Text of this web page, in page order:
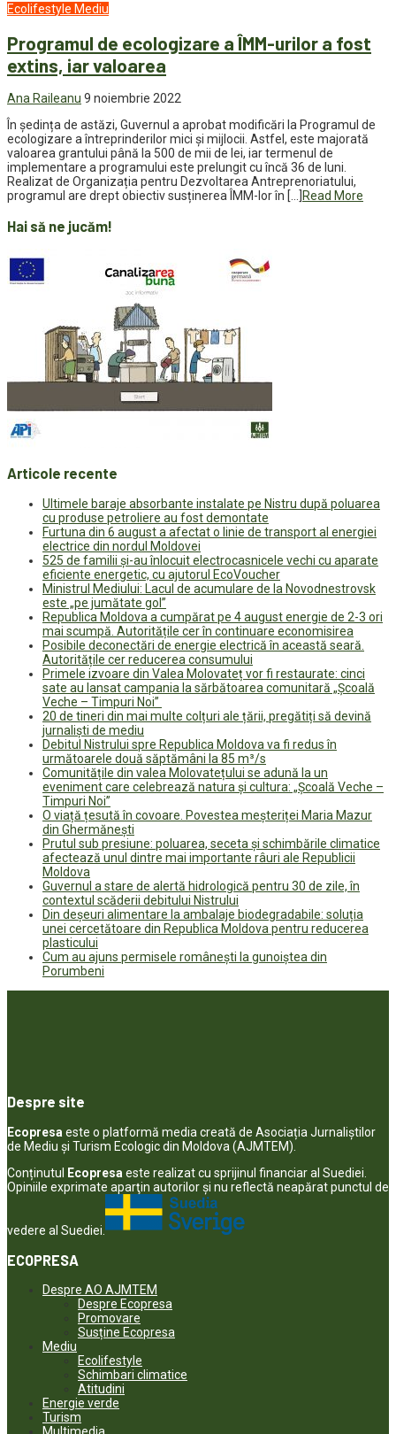
Ecolifestyle Mediu
Programul de ecologizare a ÎMM-urilor a fost
extins, iar valoarea
Ana Raileanu 9 noiembrie 2022
În ședința de astăzi, Guvernul a aprobat modificări la Programul de
ecologizare a întreprinderilor mici și mijlocii. Astfel, este majorată
valoarea grantului până la 500 de mii de lei, iar termenul de
implementare a programului este prelungit cu încă 36 de luni.
Realizat de Organizația pentru Dezvoltarea Antreprenoriatului,
programul are drept obiectiv susținerea ÎMM-lor în […] Read More
Hai să ne jucăm!
Articole recente
Ultimele baraje absorbante instalate pe Nistru după poluarea
cu produse petroliere au fost demontate
Furtuna din 6 august a afectat o linie de transport al energiei
electrice din nordul Moldovei
525 de familii și-au înlocuit electrocasnicele vechi cu aparate
eficiente energetic, cu ajutorul EcoVoucher
Ministrul Mediului: Lacul de acumulare de la Novodnestrovsk
este „pe jumătate gol”
Republica Moldova a cumpărat pe 4 august energie de 2-3 ori
mai scumpă. Autoritățile cer în continuare economisirea
Posibile deconectări de energie electrică în această seară.
Autoritățile cer reducerea consumului
Primele izvoare din Valea Molovateț vor fi restaurate: cinci
sate au lansat campania la sărbătoarea comunitară „Școală
Veche – Timpuri Noi”
20 de tineri din mai multe colțuri ale țării, pregătiți să devină
jurnaliști de mediu
Debitul Nistrului spre Republica Moldova va fi redus în
următoarele două săptămâni la 85 m³/s
Comunitățile din valea Molovatețului se adună la un
eveniment care celebrează natura și cultura: „Școală Veche –
Timpuri Noi”
O viață țesută în covoare. Povestea meșteriței Maria Mazur
din Ghermănești
Prutul sub presiune: poluarea, seceta și schimbările climatice
afectează unul dintre mai importante râuri ale Republicii
Moldova
Guvernul a stare de alertă hidrologică pentru 30 de zile, în
contextul scăderii debitului Nistrului
Din deșeuri alimentare la ambalaje biodegradabile: soluția
unei cercetătoare din Republica Moldova pentru reducerea
plasticului
Cum au ajuns permisele românești la gunoiștea din
Porumbeni
Despre site
Ecopresa este o platformă media creată de Asociația Jurnaliștilor
de Mediu și Turism Ecologic din Moldova (AJMTEM).
Conținutul Ecopresa este realizat cu sprijinul financiar al Suediei.
Opiniile exprimate aparţin autorilor şi nu reflectă neapărat punctul de
vedere al Suediei.
ECOPRESA
Despre AO AJMTEM
Despre Ecopresa
Promovare
Susține Ecopresa
Mediu
Ecolifestyle
Schimbari climatice
Atitudini
Energie verde
Turism